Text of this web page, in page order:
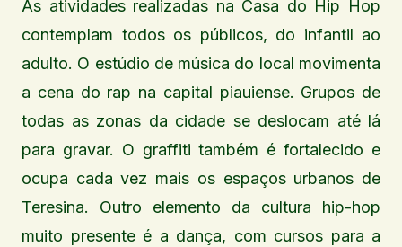
As atividades realizadas na Casa do Hip Hop
contemplam todos os públicos, do infantil ao
adulto. O estúdio de música do local movimenta
a cena do rap na capital piauiense. Grupos de
todas as zonas da cidade se deslocam até lá
para gravar. O graffiti também é fortalecido e
ocupa cada vez mais os espaços urbanos de
Teresina. Outro elemento da cultura hip-hop
muito presente é a dança, com cursos para a